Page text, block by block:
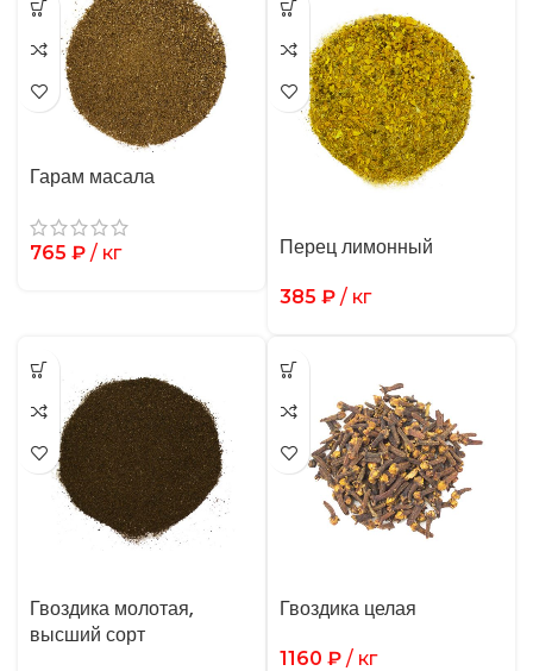
Гарам масала
765 ₽ / кг Перец лимонный
385 ₽ / кг
Гвоздика молотая,
высший сорт
Гвоздика целая
1160 ₽ / кг